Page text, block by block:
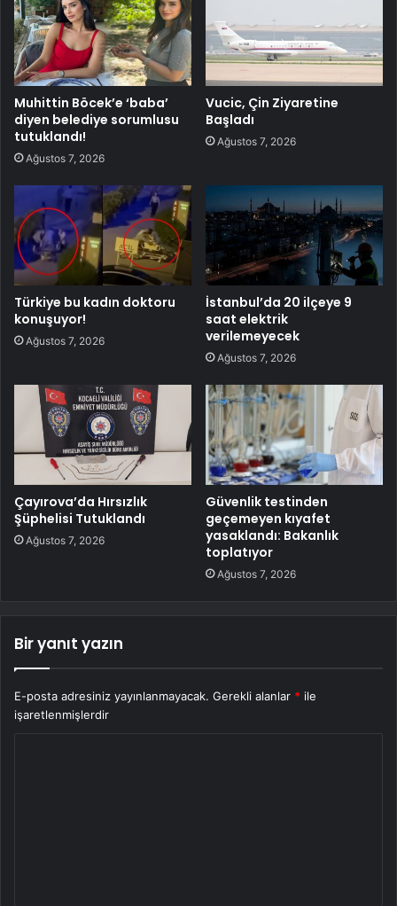
Muhittin Böcek’e ‘baba’
diyen belediye sorumlusu
tutuklandı!
Ağustos 7, 2026
Vucic, Çin Ziyaretine
Başladı
Ağustos 7, 2026
Türkiye bu kadın doktoru
konuşuyor!
Ağustos 7, 2026
İstanbul’da 20 ilçeye 9
saat elektrik
verilemeyecek
Ağustos 7, 2026
Çayırova’da Hırsızlık
Şüphelisi Tutuklandı
Ağustos 7, 2026
Güvenlik testinden
geçemeyen kıyafet
yasaklandı: Bakanlık
toplatıyor
Ağustos 7, 2026
Bir yanıt yazın
E-posta adresiniz yayınlanmayacak. Gerekli alanlar * ile
işaretlenmişlerdir